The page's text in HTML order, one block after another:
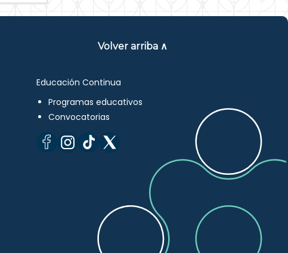
Volver arriba ∧
Educación Continua
Programas educativos
Convocatorias